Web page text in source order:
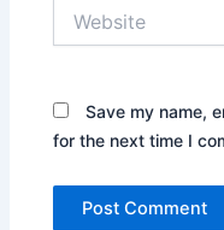
Save my name,
for the next time I